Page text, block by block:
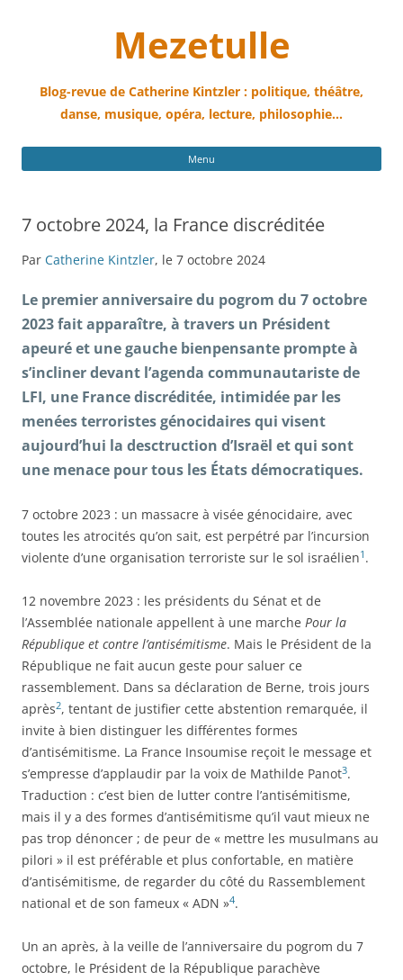
Mezetulle
Blog-revue de Catherine Kintzler : politique, théâtre,
danse, musique, opéra, lecture, philosophie…
Menu
7 octobre 2024, la France discréditée
Par Catherine Kintzler, le 7 octobre 2024
Le premier anniversaire du pogrom du 7 octobre
2023 fait apparaître, à travers un Président
apeuré et une gauche bienpensante prompte à
s’incliner devant l’agenda communautariste de
LFI, une France discréditée, intimidée par les
menées terroristes génocidaires qui visent
aujourd’hui la desctruction d’Israël et qui sont
une menace pour tous les États démocratiques.
7 octobre 2023 : un massacre à visée génocidaire, avec
toutes les atrocités qu’on sait, est perpétré par l’incursion
violente d’une organisation terroriste sur le sol israélien1 .
12 novembre 2023 : les présidents du Sénat et de
l’Assemblée nationale appellent à une marche Pour la
République et contre l’antisémitisme. Mais le Président de la
République ne fait aucun geste pour saluer ce
rassemblement. Dans sa déclaration de Berne, trois jours
après2, tentant de justifier cette abstention remarquée, il
invite à bien distinguer les différentes formes
d’antisémitisme. La France Insoumise reçoit le message et
s’empresse d’applaudir par la voix de Mathilde Panot3.
Traduction : c’est bien de lutter contre l’antisémitisme,
mais il y a des formes d’antisémitisme qu’il vaut mieux ne
pas trop dénoncer ; de peur de « mettre les musulmans au
pilori » il est préférable et plus confortable, en matière
d’antisémitisme, de regarder du côté du Rassemblement
national et de son fameux « ADN »4.
Un an après, à la veille de l’anniversaire du pogrom du 7
octobre, le Président de la République parachève